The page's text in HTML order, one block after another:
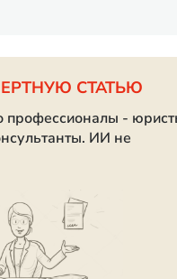
СТАТЬЮ
профессионалы -
ИИ не